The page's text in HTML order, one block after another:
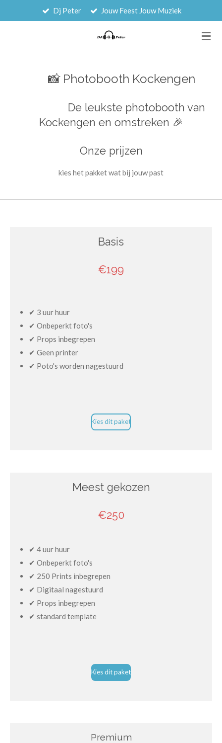
Dj Peter Jouw Feest Jouw Muziek
📸 Photobooth Kockengen
De leukste photobooth van
Kockengen en omstreken 🎉
Onze prijzen
kies het pakket wat bij jouw past
Basis
€199
✔ 3 uur huur
✔ Onbeperkt foto's
✔ Props inbegrepen
✔ Geen printer
✔ Poto's worden nagestuurd
Kies dit paket
Meest gekozen
€250
✔ 4 uur huur
✔ Onbeperkt foto's
✔ 250 Prints inbegrepen
✔ Digitaal nagestuurd
✔ Props inbegrepen
✔ standard template
Kies dit paket
Premium